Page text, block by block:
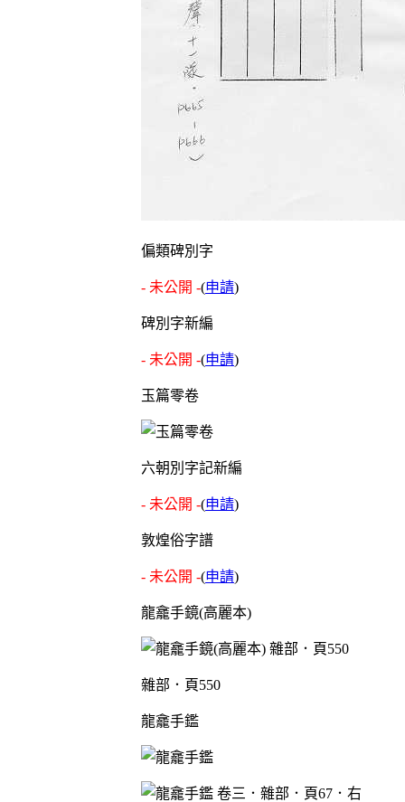
偏類碑別字
- 未公開 -(申請)
碑別字新編
- 未公開 -(申請)
玉篇零卷
六朝別字記新編
- 未公開 -(申請)
敦煌俗字譜
- 未公開 -(申請)
龍龕手鏡(高麗本)
雜部．頁550
龍龕手鑑